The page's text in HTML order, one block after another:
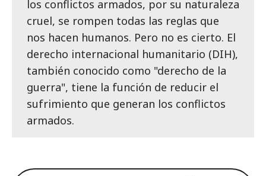
los conflictos armados, por su naturaleza
cruel, se rompen todas las reglas que
nos hacen humanos. Pero no es cierto. El
derecho internacional humanitario (DIH),
también conocido como "derecho de la
guerra", tiene la función de reducir el
sufrimiento que generan los conflictos
armados.